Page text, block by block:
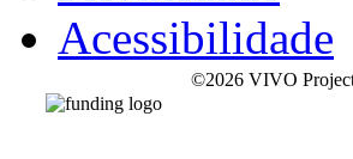
Acessibilidade
©2026 VIVO